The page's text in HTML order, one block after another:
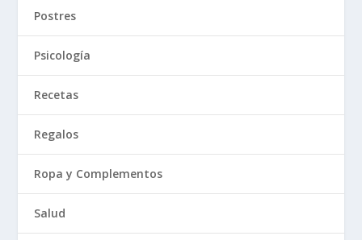
Postres
Psicología
Recetas
Regalos
Ropa y Complementos
Salud